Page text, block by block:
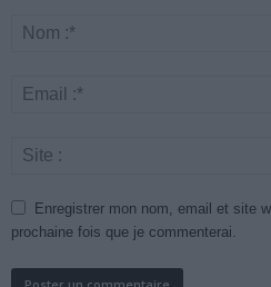
Enregistrer mon nom, email et site
prochaine fois que je commenterai.